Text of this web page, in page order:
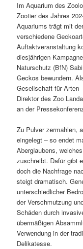
Im Aquarium des
Zootier des Jahres
Aquariums trägt mit
verschiedene
Auftaktveranstaltung
diesjährigen
Naturschutz (BfN)
Geckos bewundern.
Gesellschaft für
Direktor des Zoo
an der
Zu Pulver zermahlen,
eingelegt – so endet
Aberglaubens,
zuschreibt. Dafür gibt
doch die Nachfrage
steigt dramatisch.
unterschiedlicher
der Verschmutzung
Schäden durch
übermäßigen
Verwendung in der
Delikatesse.